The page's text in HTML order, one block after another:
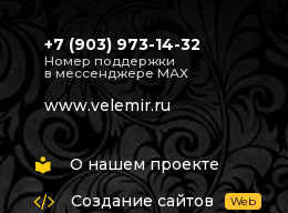
+7 (903) 973-14-32
Номер поддержки
в мессенджере МАХ
www.velemir.ru
О нашем проекте
Создание сайтов
Web